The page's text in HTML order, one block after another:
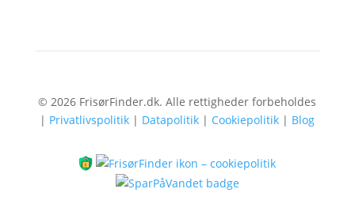
© 2026 FrisørFinder.dk. Alle rettigheder forbeholdes
| Privatlivspolitik | Datapolitik | Cookiepolitik | Blog